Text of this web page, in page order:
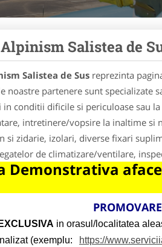
Salistea de
Salistea de Susreprezinta
noastre partenere sunt specializate
conditii dificile si periculoase sau
intretinere/vopsire la inaltime si
si zidarie, izolari, diverse fixari
de climatizare/ventilare,
Demonstrativa
EXCLUSIVA in orasul/localitatea
(exemplu:
https://